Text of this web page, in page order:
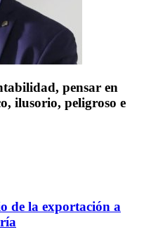
pensar en
ilusorio, peligroso e
de la exportación a